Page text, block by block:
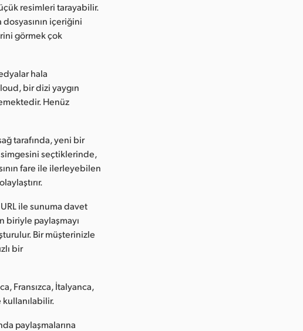
resimleri tarayabilir.
içeriğini
görmek çok
hala
bir dizi yaygın
Henüz
tarafında, yeni bir
seçtiklerinde,
fare ile ilerleyebilen
ile sunuma davet
biriyle paylaşmayı
Bir müşterinizle
bir
Fransızca, İtalyanca,
paylaşmalarına